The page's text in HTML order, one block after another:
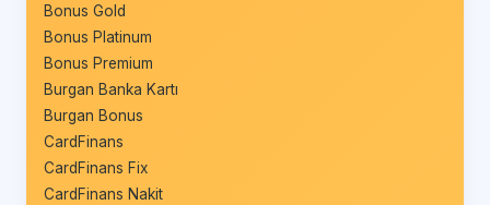
Bonus Gold
Bonus Platinum
Bonus Premium
Burgan Banka Kartı
Burgan Bonus
CardFinans
CardFinans Fix
CardFinans Nakit